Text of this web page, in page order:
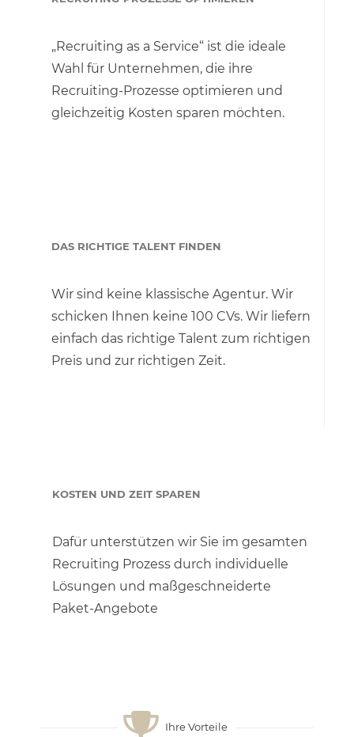
„Recruiting as a Service“ ist die ideale
Wahl für Unternehmen, die ihre
Recruiting-Prozesse optimieren und
gleichzeitig Kosten sparen möchten.
DAS RICHTIGE TALENT FINDEN
Wir sind keine klassische Agentur. Wir
schicken Ihnen keine 100 CVs. Wir liefern
einfach das richtige Talent zum richtigen
Preis und zur richtigen Zeit.
KOSTEN UND ZEIT SPAREN
Dafür unterstützen wir Sie im gesamten
Recruiting Prozess durch individuelle
Lösungen und maßgeschneiderte
Paket-Angebote
Ihre Vorteile